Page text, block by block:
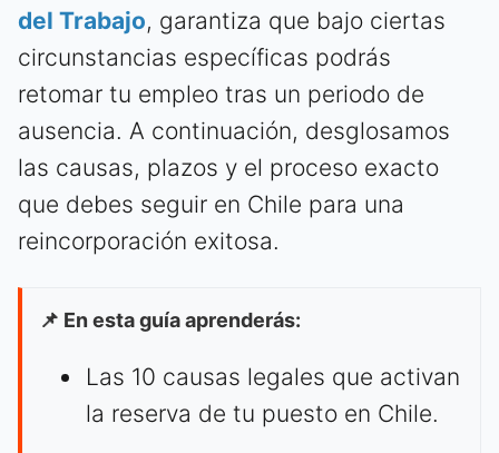
del Trabajo, garantiza que bajo ciertas
circunstancias específicas podrás
retomar tu empleo tras un periodo de
ausencia. A continuación, desglosamos
las causas, plazos y el proceso exacto
que debes seguir en Chile para una
reincorporación exitosa.
📌 En esta guía aprenderás:
Las 10 causas legales que activan
la reserva de tu puesto en Chile.